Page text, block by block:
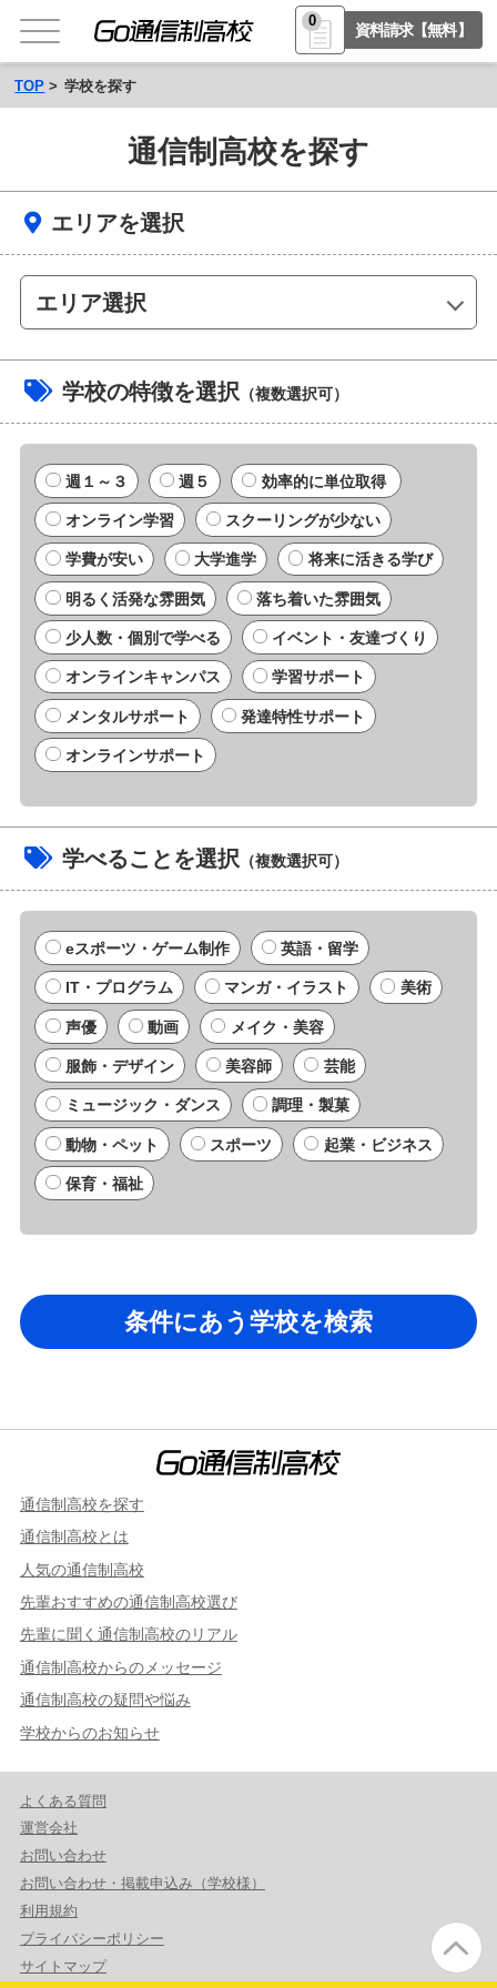
0
資料請求【無料】
TOP 学校を探す
通信制高校を探す
エリアを選択
エリア選択
学校の特徴を選択 （複数選択可）
週１～３ 週５ 効率的に単位取得
オンライン学習 スクーリングが少ない
学費が安い 大学進学 将来に活きる学び
明るく活発な雰囲気 落ち着いた雰囲気
少人数・個別で学べる イベント・友達づくり
オンラインキャンパス 学習サポート
メンタルサポート 発達特性サポート
オンラインサポート
学べることを選択（複数選択可）
eスポーツ・ゲーム制作 英語・留学
IT・プログラム マンガ・イラスト 美術
声優 動画 メイク・美容
服飾・デザイン 美容師 芸能
ミュージック・ダンス 調理・製菓
動物・ペット スポーツ 起業・ビジネス
保育・福祉
条件にあう学校を検索
通信制高校を探す
通信制高校とは
人気の通信制高校
先輩おすすめの通信制高校選び
先輩に聞く通信制高校のリアル
通信制高校からのメッセージ
通信制高校の疑問や悩み
学校からのお知らせ
よくある質問
運営会社
お問い合わせ
お問い合わせ・掲載申込み（学校様）
利用規約
プライバシーポリシー
サイトマップ